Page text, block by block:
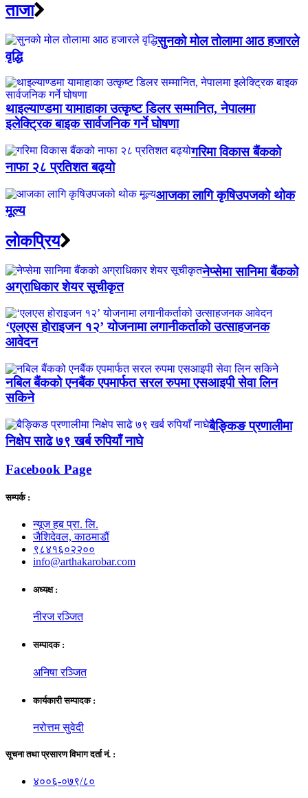
ताजा
सुनको मोल तोलामा आठ हजारले
वृद्धि
थाइल्याण्डमा यामाहाका उत्कृष्ट डिलर सम्मानित, नेपालमा
इलेक्ट्रिक बाइक सार्वजनिक गर्ने घोषणा
गरिमा विकास बैंकको
नाफा २८ प्रतिशत बढ्यो
आजका लागि कृषिउपजको थोक
मूल्य
लाेकप्रिय
नेप्सेमा सानिमा बैंकको
अग्राधिकार शेयर सूचीकृत
‘एलएस होराइजन १२’ योजनामा लगानीकर्ताको उत्साहजनक
आवेदन
नबिल बैंकको एनबैंक एपमार्फत सरल रुपमा एसआइपी सेवा लिन
सकिने
बैङ्किङ प्रणालीमा
निक्षेप साढे ७९ खर्ब रुपियाँ नाघे
Facebook Page
सम्पर्क :
न्यूज हब प्रा. लि.
जैशिदेवल, काठमाडौं
९८४१६०२२००
info@arthakarobar.com
अध्यक्ष :
नीरज रञ्जित
सम्पादक :
अनिषा रञ्जित
कार्यकारी सम्पादक :
नरोत्तम सुवेदी
सूचना तथा प्रसारण विभाग दर्ता नं. :
४००६-०७९/८०